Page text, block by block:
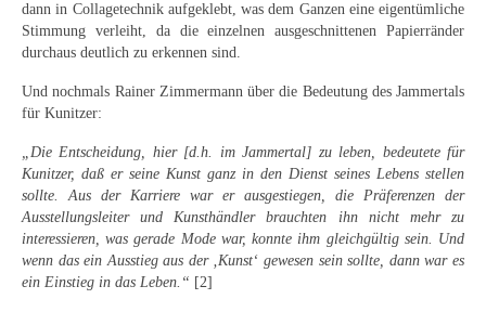
Selbstbildnisse
Neues
Tägliche Dosis Kunst
Themenflyer
Themenflyer: Trügerische Idyllen
Themenflyer: Buch und Schrift in der Kunst
dann in Collagetechnik aufgeklebt, was dem Ganzen eine eigentümliche
Stimmung verleiht, da die einzelnen ausgeschnittenen Papierränder
durchaus deutlich zu erkennen sind.
Und nochmals Rainer Zimmermann über die Bedeutung des Jammertals
für Kunitzer:
„Die Entscheidung, hier [d.h. im Jammertal] zu leben, bedeutete für
Kunitzer, daß er seine Kunst ganz in den Dienst seines Lebens stellen
sollte. Aus der Karriere war er ausgestiegen, die Präferenzen der
Ausstellungsleiter und Kunsthändler brauchten ihn nicht mehr zu
interessieren, was gerade Mode war, konnte ihm gleichgültig sein. Und
wenn das ein Ausstieg aus der ‚Kunst‘ gewesen sein sollte, dann war es
ein Einstieg in das Leben.“ [2]